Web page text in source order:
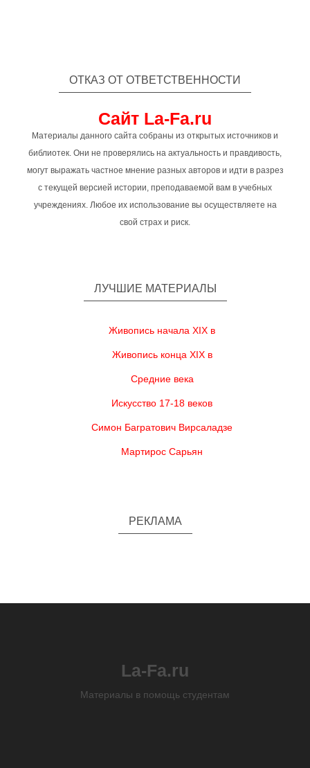
ОТКАЗ ОТ ОТВЕТСТВЕННОСТИ
Сайт La-Fa.ru
Материалы данного сайта собраны из открытых источников и
библиотек. Они не проверялись на актуальность и правдивость,
могут выражать частное мнение разных авторов и идти в разрез
с текущей версией истории, преподаваемой вам в учебных
учреждениях. Любое их использование вы осуществляете на
свой страх и риск.
ЛУЧШИЕ МАТЕРИАЛЫ
Живопись начала XIX в
Живопись конца XIX в
Средние века
Искусство 17-18 веков
Симон Багратович Вирсаладзе
Мартирос Сарьян
РЕКЛАМА
La-Fa.ru
Материалы в помощь студентам